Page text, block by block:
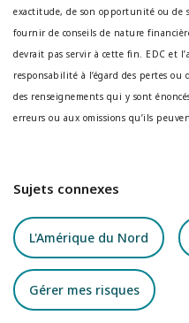
exactitude, de son opportunité ou de
fournir de conseils de nature
devrait pas servir à cette fin. EDC et
responsabilité à l’égard des pertes
des renseignements qui y sont
erreurs ou aux omissions qu’ils
Sujets connexes
L'Amérique du Nord
Gérer mes risques